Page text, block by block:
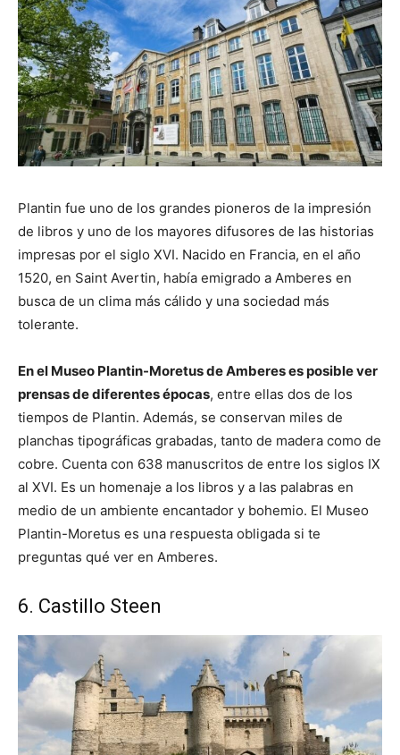
Plantin fue uno de los grandes pioneros de la impresión
de libros y uno de los mayores difusores de las historias
impresas por el siglo XVI. Nacido en Francia, en el año
1520, en Saint Avertin, había emigrado a Amberes en
busca de un clima más cálido y una sociedad más
tolerante.
En el Museo Plantin-Moretus de Amberes es posible ver
prensas de diferentes épocas, entre ellas dos de los
tiempos de Plantin. Además, se conservan miles de
planchas tipográficas grabadas, tanto de madera como de
cobre. Cuenta con 638 manuscritos de entre los siglos IX
al XVI. Es un homenaje a los libros y a las palabras en
medio de un ambiente encantador y bohemio. El Museo
Plantin-Moretus es una respuesta obligada si te
preguntas qué ver en Amberes.
6. Castillo Steen